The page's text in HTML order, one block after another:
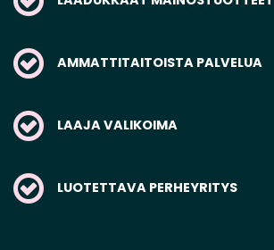
AMMATTITAITOISTA PALVELUA
LAAJA VALIKOIMA
LUOTETTAVA PERHEYRITYS